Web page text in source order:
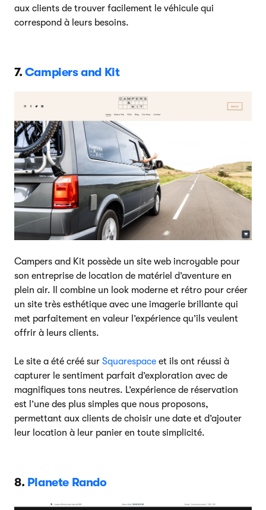
aux clients de trouver facilement le véhicule qui
correspond à leurs besoins.
7. Campiers and Kit
Campers and Kit possède un site web incroyable pour
son entreprise de location de matériel d’aventure en
plein air. Il combine un look moderne et rétro pour créer
un site très esthétique avec une imagerie brillante qui
met parfaitement en valeur l’expérience qu’ils veulent
offrir à leurs clients.
Le site a été créé sur Squarespace et ils ont réussi à
capturer le sentiment parfait d’exploration avec de
magnifiques tons neutres. L’expérience de réservation
est l’une des plus simples que nous proposons,
permettant aux clients de choisir une date et d’ajouter
leur location à leur panier en toute simplicité.
8. Planete Rando